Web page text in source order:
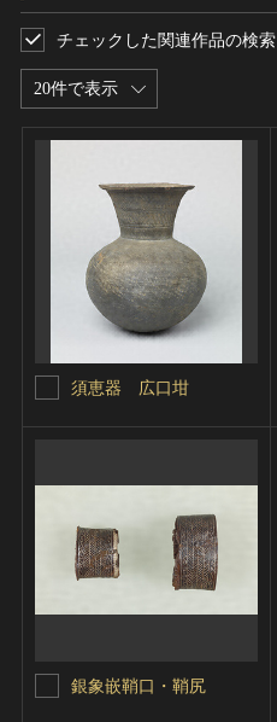
20件で表示
チェックした関連作品の検索
須恵器 広口坩
銀象嵌鞘口・鞘尻